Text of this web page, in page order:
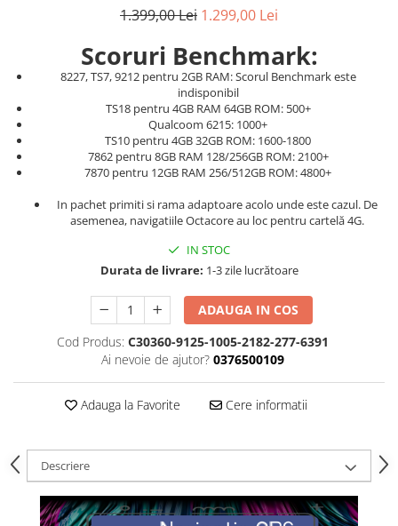
1.399,00 Lei 1.299,00 Lei
Scoruri Benchmark:
8227, TS7, 9212 pentru 2GB RAM: Scorul Benchmark este
indisponibil
TS18 pentru 4GB RAM 64GB ROM: 500+
Qualcoom 6215: 1000+
TS10 pentru 4GB 32GB ROM: 1600-1800
7862 pentru 8GB RAM 128/256GB ROM: 2100+
7870 pentru 12GB RAM 256/512GB ROM: 4800+
In pachet primiti si rama adaptoare acolo unde este cazul. De
asemenea, navigatiile Octacore au loc pentru cartelă 4G.
IN STOC
Durata de livrare: 1-3 zile lucrătoare
ADAUGA IN COS
Cod Produs: C30360-9125-1005-2182-277-6391
Ai nevoie de ajutor? 0376500109
Adauga la Favorite Cere informatii
Descriere